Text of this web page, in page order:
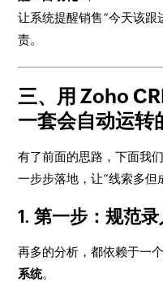
让系统提醒销售“今天该跟
责。
三、用 Zoho
一套会自动运转
有了前面的思路，下面我
一步步落地，让“线索多但
1. 第一步：规范
再多的分析，都依赖于一
系统。